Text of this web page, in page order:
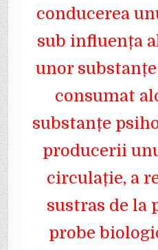
conducerea
sub influența
unor
consumat
substanțe
producerii
circulație, a
sustras de la
probe